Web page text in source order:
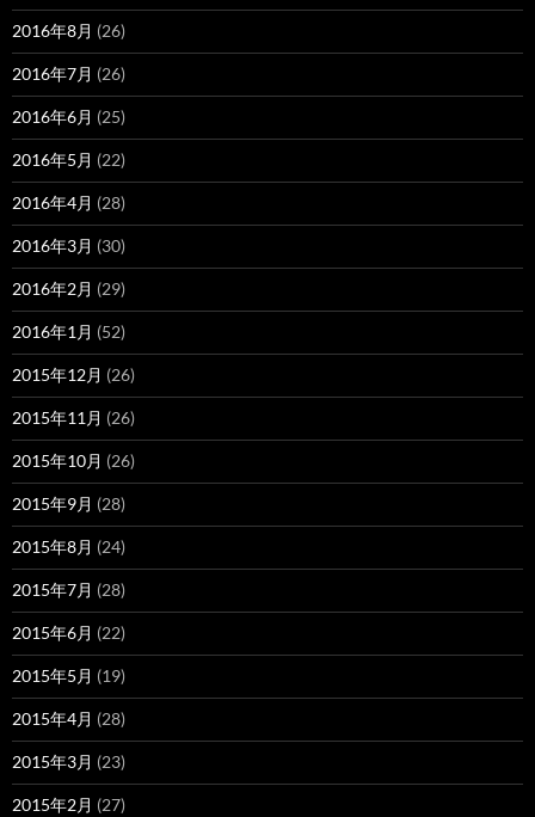
2016年8月 (26)
2016年7月 (26)
2016年6月 (25)
2016年5月 (22)
2016年4月 (28)
2016年3月 (30)
2016年2月 (29)
2016年1月 (52)
2015年12月 (26)
2015年11月 (26)
2015年10月 (26)
2015年9月 (28)
2015年8月 (24)
2015年7月 (28)
2015年6月 (22)
2015年5月 (19)
2015年4月 (28)
2015年3月 (23)
2015年2月 (27)